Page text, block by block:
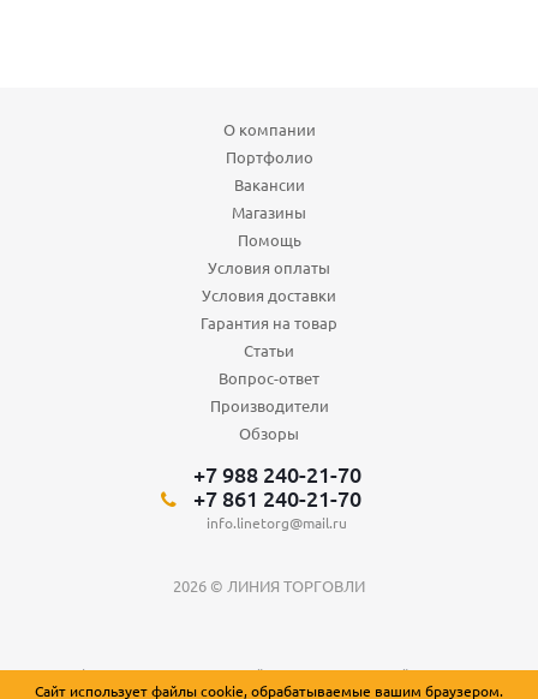
О компании
Портфолио
Вакансии
Магазины
Помощь
Условия оплаты
Условия доставки
Гарантия на товар
Статьи
Вопрос-ответ
Производители
Обзоры
+7 988 240-21-70
+7 861 240-21-70
info.linetorg@mail.ru
2026 © ЛИНИЯ ТОРГОВЛИ
Вся информация о товарах на сайте носит справочный характер и не
Сайт использует файлы cookie, обрабатываемые вашим браузером.